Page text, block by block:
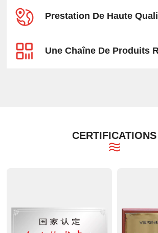
Prestation De Haute
Une Chaîne De Produits
CERTIFICATIONS